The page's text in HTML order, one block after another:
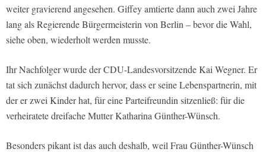
weiter gravierend angesehen. Giffey amtierte dann auch zwei Jahre
lang als Regierende Bürgermeisterin von Berlin – bevor die Wahl,
siehe oben, wiederholt werden musste.
Ihr Nachfolger wurde der CDU-Landesvorsitzende Kai Wegner. Er
tat sich zunächst dadurch hervor, dass er seine Lebenspartnerin, mit
der er zwei Kinder hat, für eine Parteifreundin sitzenließ: für die
verheiratete dreifache Mutter Katharina Günther-Wünsch.
Besonders pikant ist das auch deshalb, weil Frau Günther-Wünsch